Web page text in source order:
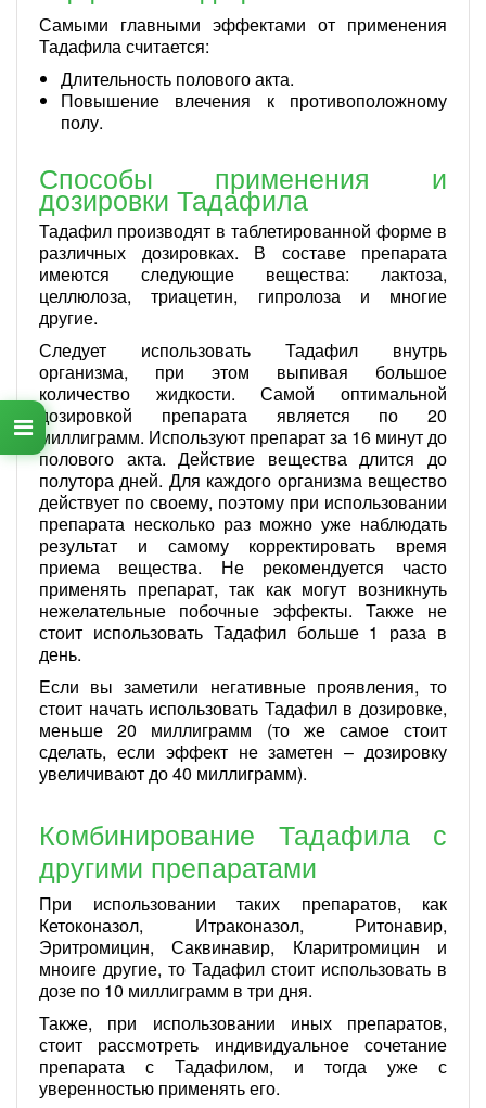
Самыми главными эффектами от применения
Тадафила считается:
Длительность полового акта.
Повышение влечения к противоположному
полу.
Способы применения и
дозировки Тадафила
Тадафил производят в таблетированной форме в
различных дозировках. В составе препарата
имеются следующие вещества: лактоза,
целлюлоза, триацетин, гипролоза и многие
другие.
Следует использовать Тадафил внутрь
организма, при этом выпивая большое
количество жидкости. Самой оптимальной
дозировкой препарата является по 20
миллиграмм. Используют препарат за 16 минут до
полового акта. Действие вещества длится до
полутора дней. Для каждого организма вещество
действует по своему, поэтому при использовании
препарата несколько раз можно уже наблюдать
результат и самому корректировать время
приема вещества. Не рекомендуется часто
применять препарат, так как могут возникнуть
нежелательные побочные эффекты. Также не
стоит использовать Тадафил больше 1 раза в
день.
Если вы заметили негативные проявления, то
стоит начать использовать Тадафил в дозировке,
меньше 20 миллиграмм (то же самое стоит
сделать, если эффект не заметен – дозировку
увеличивают до 40 миллиграмм).
Комбинирование Тадафила с
другими препаратами
При использовании таких препаратов, как
Кетоконазол, Итраконазол, Ритонавир,
Эритромицин, Саквинавир, Кларитромицин и
мноиге другие, то Тадафил стоит использовать в
дозе по 10 миллиграмм в три дня.
Также, при использовании иных препаратов,
стоит рассмотреть индивидуальное сочетание
препарата с Тадафилом, и тогда уже с
уверенностью применять его.